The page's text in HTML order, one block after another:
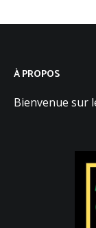
À PROPOS
Bienvenue sur